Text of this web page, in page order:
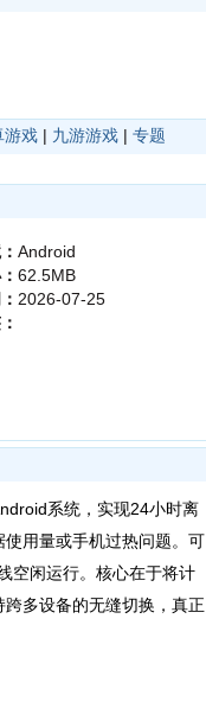
游戏 | 九游游戏 | 专题
Android
62.5MB
2026-07-25
系统，实现24小时离
用量或手机过热问题。可
空闲运行。核心在于将计
多设备的无缝切换，真正